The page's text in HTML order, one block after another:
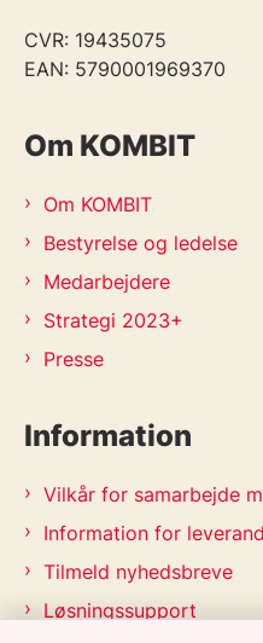
CVR: 19435075
EAN: 5790001969370
Om KOMBIT
Om KOMBIT
Bestyrelse og ledelse
Medarbejdere
Strategi 2023+
Presse
Information
Vilkår for samarbejde
Information for
Tilmeld nyhedsbreve
Løsningssupport